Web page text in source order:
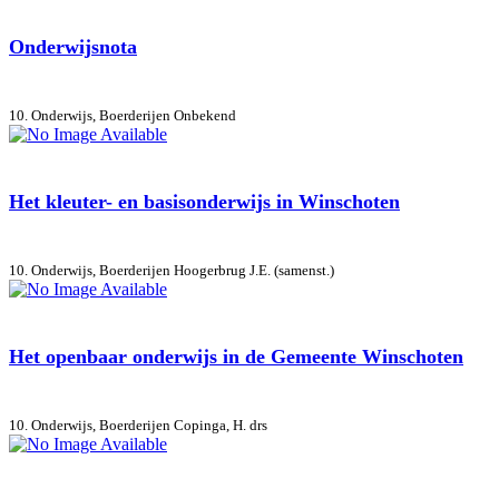
Onderwijsnota
10. Onderwijs, Boerderijen Onbekend
Het kleuter- en basisonderwijs in Winschoten
10. Onderwijs, Boerderijen Hoogerbrug J.E. (samenst.)
Het openbaar onderwijs in de Gemeente Winschoten
10. Onderwijs, Boerderijen Copinga, H. drs